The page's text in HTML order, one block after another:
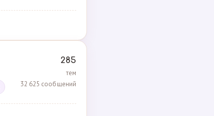
285
тем
32 625 сообщений